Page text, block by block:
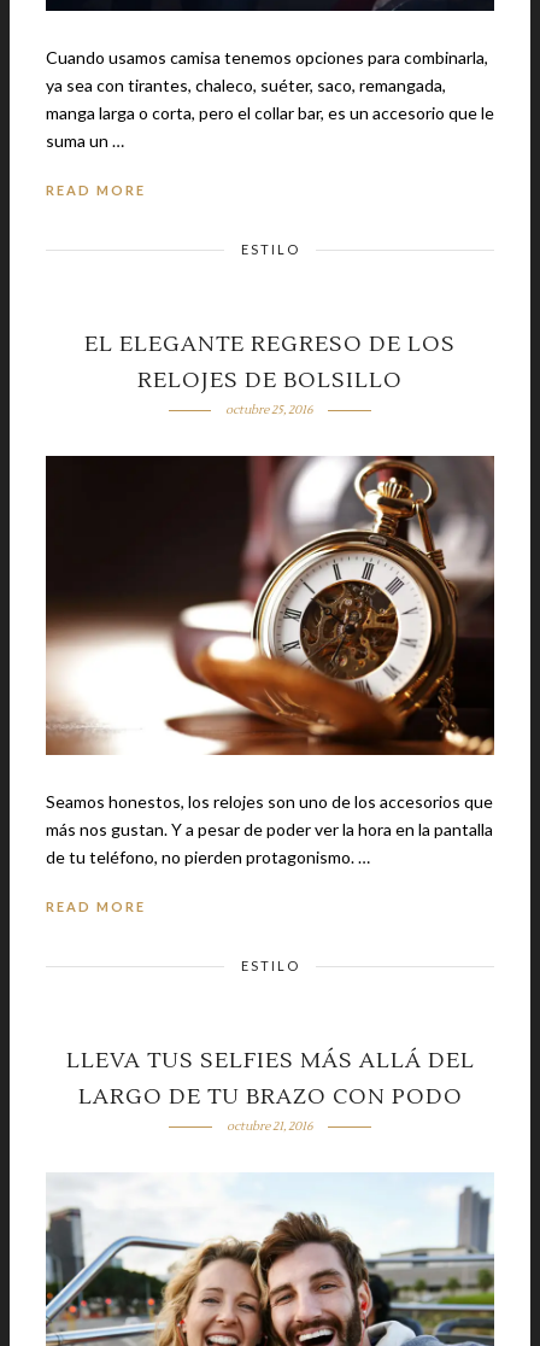
Cuando usamos camisa tenemos opciones para combinarla,
ya sea con tirantes, chaleco, suéter, saco, remangada,
manga larga o corta, pero el collar bar, es un accesorio que le
suma un …
READ MORE
ESTILO
EL ELEGANTE REGRESO DE LOS
RELOJES DE BOLSILLO
octubre 25, 2016
Seamos honestos, los relojes son uno de los accesorios que
más nos gustan. Y a pesar de poder ver la hora en la pantalla
de tu teléfono, no pierden protagonismo. …
READ MORE
ESTILO
LLEVA TUS SELFIES MÁS ALLÁ DEL
LARGO DE TU BRAZO CON PODO
octubre 21, 2016